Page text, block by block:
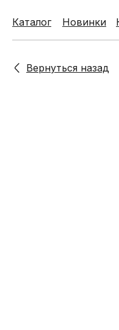
Новинки
Каталог
Вернуться назад
Новинки
Каталог